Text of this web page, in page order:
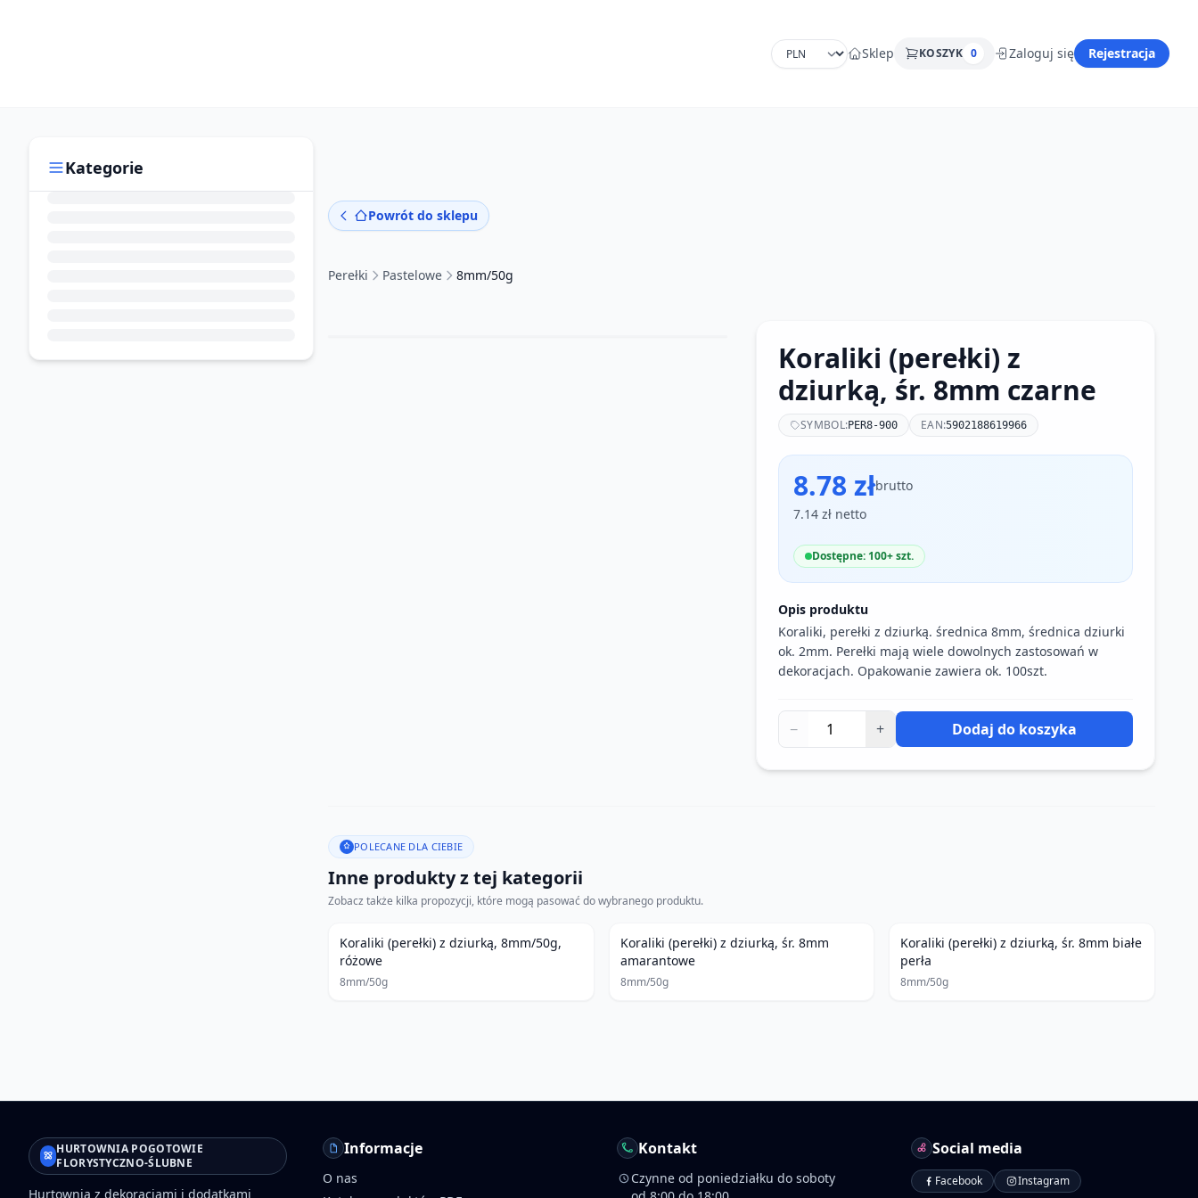
Sklep KOSZYK 0 Zaloguj się Rejestracja
Kategorie
Powrót do sklepu
Perełki Pastelowe 8mm/50g
Koraliki (perełki) z
dziurką, śr. 8mm czarne
SYMBOL:PER8-900 EAN:5902188619966
8.78 złbrutto
7.14 zł netto
Dostępne: 100+ szt.
Opis produktu
Koraliki, perełki z dziurką. średnica 8mm, średnica dziurki
ok. 2mm. Perełki mają wiele dowolnych zastosowań w
dekoracjach. Opakowanie zawiera ok. 100szt.
− + Dodaj do koszyka
POLECANE DLA CIEBIE
Inne produkty z tej kategorii
Zobacz także kilka propozycji, które mogą pasować do wybranego produktu.
Koraliki (perełki) z dziurką, 8mm/50g,
różowe
8mm/50g
Koraliki (perełki) z dziurką, śr. 8mm
amarantowe
8mm/50g
Koraliki (perełki) z dziurką, śr. 8mm białe
perła
8mm/50g
HURTOWNIA POGOTOWIE
FLORYSTYCZNO-ŚLUBNE
Hurtownia z dekoracjami i dodatkami
Informacje
O nas
Kontakt
Czynne od poniedziałku do soboty
Social media
Facebook Instagram